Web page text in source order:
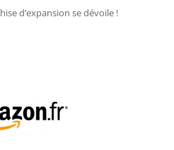
d’expansion se dévoile !